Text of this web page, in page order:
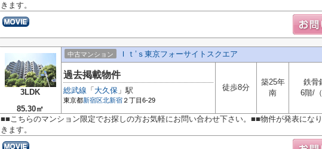
きます。
3LDK
85.30㎡
中古マンション Ｉｔ’ｓ東京フォーサイトスクエア
過去掲載物件
総武線 「 大久保 」駅
東京都新宿区北新宿 ２丁目6-29
徒歩8分
築25年
南
鉄骨
6階/
■■こちらのマンション限定でお探しの方お気軽にお問い合わせ下さい。■■物件が発表にな
きます。